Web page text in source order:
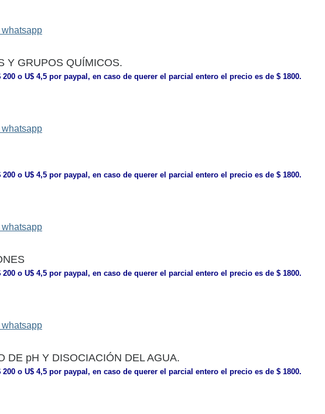
Y GRUPOS QUÍMICOS.
o U$ 4,5 por paypal, en caso de querer el parcial entero el precio es de $ 1800.
o U$ 4,5 por paypal, en caso de querer el parcial entero el precio es de $ 1800.
o U$ 4,5 por paypal, en caso de querer el parcial entero el precio es de $ 1800.
DE pH Y DISOCIACIÓN DEL AGUA.
o U$ 4,5 por paypal, en caso de querer el parcial entero el precio es de $ 1800.